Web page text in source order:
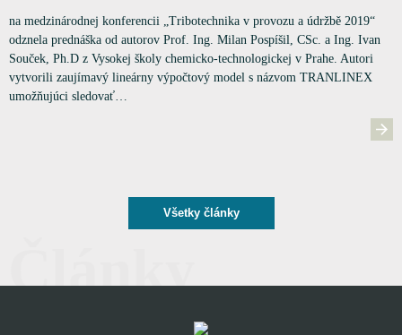
Články
na medzinárodnej konferencii „Tribotechnika v provozu a údržbě 2019“
odznela prednáška od autorov Prof. Ing. Milan Pospíšil, CSc. a Ing. Ivan
Souček, Ph.D z Vysokej školy chemicko-technologickej v Prahe. Autori
vytvorili zaujímavý lineárny výpočtový model s názvom TRANLINEX
umožňujúci sledovať…
Všetky články